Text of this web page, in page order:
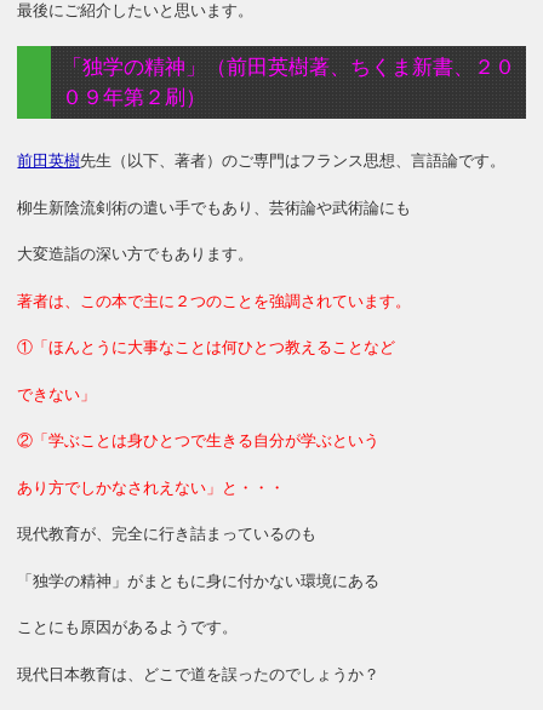
最後にご紹介したいと思います。
「独学の精神」（前田英樹著、ちくま新書、２０
０９年第２刷）
前田英樹先生（以下、著者）のご専門はフランス思想、言語論です。
柳生新陰流剣術の遣い手でもあり、芸術論や武術論にも
大変造詣の深い方でもあります。
著者は、この本で主に２つのことを強調されています。
①「ほんとうに大事なことは何ひとつ教えることなど
できない」
②「学ぶことは身ひとつで生きる自分が学ぶという
あり方でしかなされえない」と・・・
現代教育が、完全に行き詰まっているのも
「独学の精神」がまともに身に付かない環境にある
ことにも原因があるようです。
現代日本教育は、どこで道を誤ったのでしょうか？